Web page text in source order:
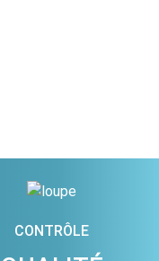
CONTRÔLE